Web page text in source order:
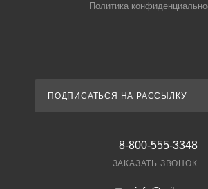
Политика
ПОДПИСАТЬСЯ НА РАССЫЛКУ
8-800-555-3348
ЗАКАЗАТЬ ЗВОНОК